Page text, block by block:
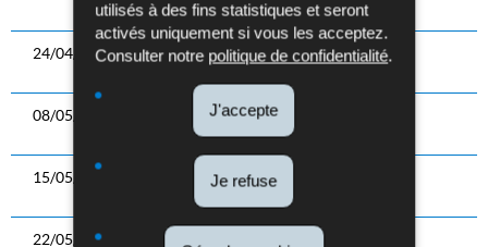
utilisés à des fins statistiques et seront
activés uniquement si vous les acceptez.
Consulter notre politique de confidentialité.
J'accepte
Je refuse
24/04/2024 18.00 – 20.00 BeeSecure
08/05/2024 18.00 – 20.00
15/05/2024 18.00 – 20.00
22/05/2024 18.00 – 21.00 AGT II